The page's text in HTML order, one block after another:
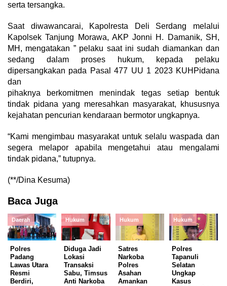
serta tersangka.
Saat diwawancarai, Kapolresta Deli Serdang melalui
Kapolsek Tanjung Morawa, AKP Jonni H. Damanik, SH,
MH, mengatakan ” pelaku saat ini sudah diamankan dan
sedang dalam proses hukum, kepada pelaku
dipersangkakan pada Pasal 477 UU 1 2023 KUHPidana
dan
pihaknya berkomitmen menindak tegas setiap bentuk
tindak pidana yang meresahkan masyarakat, khususnya
kejahatan pencurian kendaraan bermotor ungkapnya.
“Kami mengimbau masyarakat untuk selalu waspada dan
segera melapor apabila mengetahui atau mengalami
tindak pidana,” tutupnya.
(**/Dina Kesuma)
Baca Juga
Daerah
Polres
Padang
Lawas Utara
Resmi
Berdiri,
Hukum
Diduga Jadi
Lokasi
Transaksi
Sabu, Timsus
Anti Narkoba
Hukum
Satres
Narkoba
Polres
Asahan
Amankan
Hukum
Polres
Tapanuli
Selatan
Ungkap
Kasus